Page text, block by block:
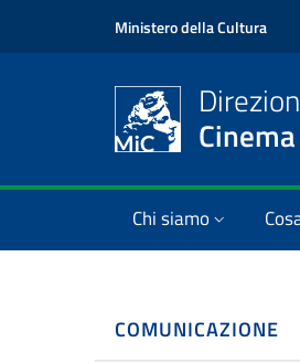
Ministero della Cultura
Chi siamo
COMUNICAZIONE